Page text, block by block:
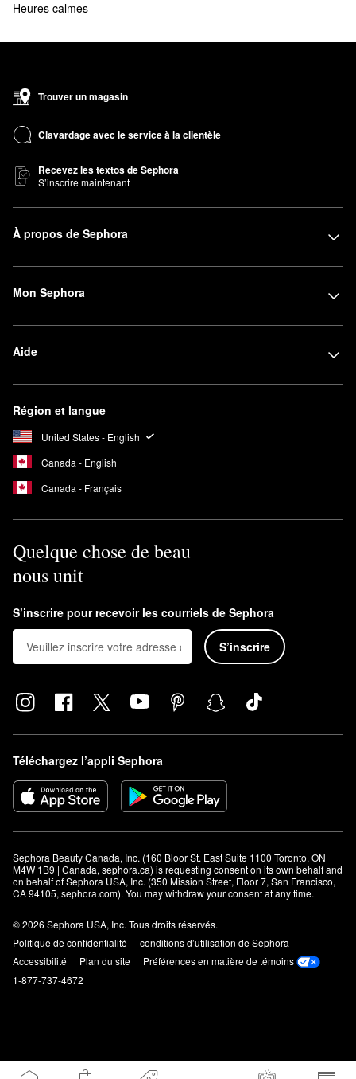
Heures calmes
Trouver un magasin
Clavardage avec le service à la clientèle
Recevez les textos de Sephora
S’inscrire maintenant
À propos de Sephora
Mon Sephora
Aide
Région et langue
United States - English
Canada - English
Canada - Français
Quelque chose de beau
nous unit
S’inscrire pour recevoir les courriels de Sephora
S’inscrire
Téléchargez l’appli Sephora
Sephora Beauty Canada, Inc. (160 Bloor St. East Suite 1100 Toronto, ON
M4W 1B9 | Canada, sephora.ca) is requesting consent on its own behalf and
on behalf of Sephora USA, Inc. (350 Mission Street, Floor 7, San Francisco,
CA 94105, sephora.com). You may withdraw your consent at any time.
© 2026 Sephora USA, Inc. Tous droits réservés.
Politique de confidentialité
conditions d’utilisation de Sephora
Accessibilité
Plan du site
Préférences en matière de témoins
1-877-737-4672